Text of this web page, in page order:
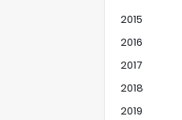
2015
2016
2017
2018
2019